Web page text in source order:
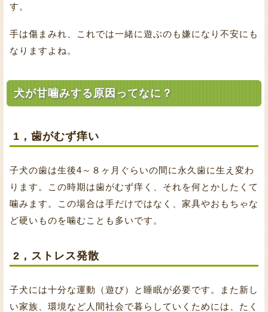
す。
手は傷まみれ、これでは一緒に遊ぶのも嫌になり不安にも
なりますよね。
犬が甘噛みする原因ってなに？
1，歯がむず痒い
子犬の歯は生後4～８ヶ月ぐらいの間に永久歯に生え変わ
ります。この時期は歯がむず痒く、それを何とかしたくて
噛みます。この場合は手だけではなく、家具やおもちゃな
ど硬いものを噛むことも多いです。
2，ストレス発散
子犬には十分な運動（遊び）と睡眠が必要です。また新し
い家族、環境など人間社会で暮らしていくためには、たく